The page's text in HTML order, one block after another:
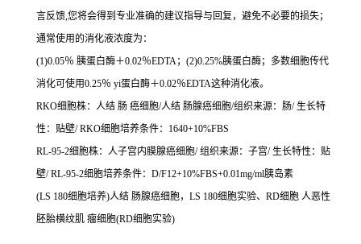
言反馈,您将会得到专业准确的建议指导与回复，避免不必要的损失；
通常使用的消化液浓度为：
(1)0.05％ 胰蛋白酶＋0.02％EDTA；(2)0.25%胰蛋白酶；多数细胞传代
消化可使用0.25％ yi蛋白酶＋0.02％EDTA这种消化液。
RKO细胞株：人结 肠 癌细胞/人结 肠腺癌细胞/组织来源：肠/ 生长特
性：贴壁/ RKO细胞培养条件：1640+10%FBS
RL-95-2细胞株：人子宫内膜腺癌细胞/ 组织来源：子宫/ 生长特性：贴
壁/ RL-95-2细胞培养条件：D/F12+10%FBS+0.01mg/ml胰岛素
(LS 180细胞培养)人结 肠腺癌细胞，LS 180细胞实验、RD细胞 人恶性
胚胎横纹肌 瘤细胞(RD细胞实验)